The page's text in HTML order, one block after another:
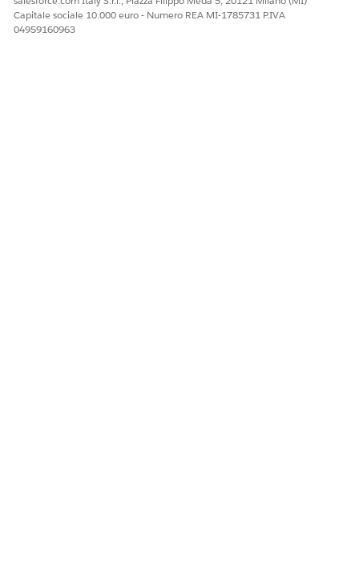
Capitale sociale 10.000 euro - Numero REA MI-1785731 P.IVA
04959160963